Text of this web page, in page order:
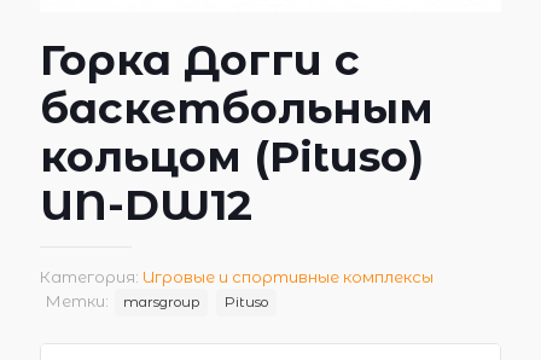
Горка Догги с
баскетбольным
кольцом (Pituso)
UN-DW12
Категория: Игровые и спортивные комплексы
Метки:
marsgroup Pituso